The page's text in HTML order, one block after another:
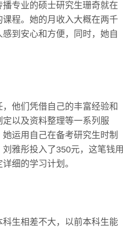
专业的硕士研究生珊奇就在
程。她的月收入大概在两千
到安心和方便，同时，她自
他们凭借自己的丰富经验和
以及资料整理等一系列服
运用自己在备考研究生时制
雅彤投入了350元，这笔钱用
细的学习计划。
生相差不大，以前本科生能